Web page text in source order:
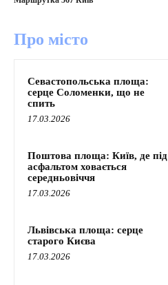
Про місто
Севастопольська площа:
серце Соломенки, що не
спить
17.03.2026
Поштова площа: Київ, де під
асфальтом ховається
середньовіччя
17.03.2026
Львівська площа: серце
старого Києва
17.03.2026